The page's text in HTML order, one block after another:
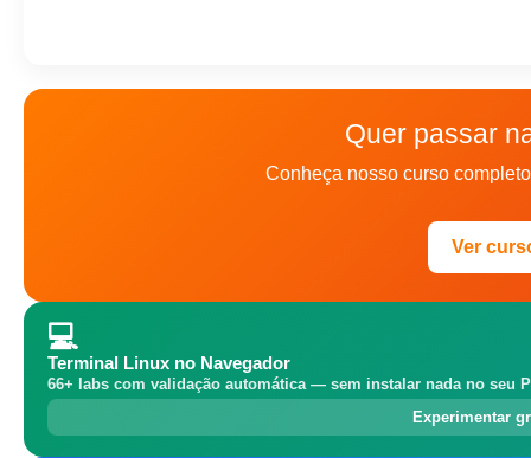
Quer passar
Conheça nosso curso
Ver
💻
Terminal Linux no Navegador
66+ labs com validação automática — sem instalar nada no seu
Experimentar